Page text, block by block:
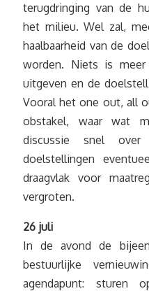
terugdringing van de
het milieu. Wel zal,
haalbaarheid van de
worden. Niets is
uitgeven en de
Vooral het one out, all
obstakel, waar wat
discussie snel
doelstellingen
draagvlak voor
vergroten.
26 juli
In de avond de
bestuurlijke
agendapunt: sturen